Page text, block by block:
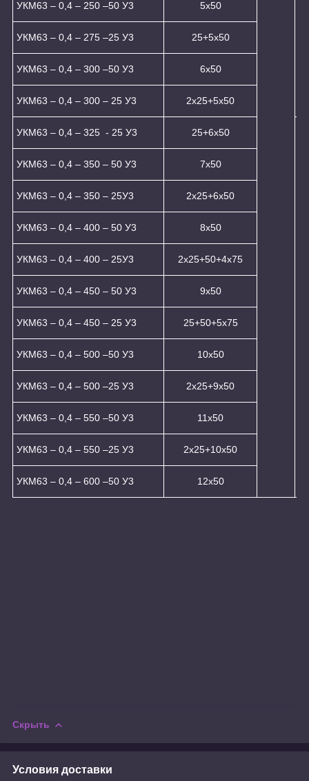
УКМ63 – 0,4 – 250 –50 У3 5x50
УКМ63 – 0,4 – 275 –25 У3 25+5x50
УКМ63 – 0,4 – 300 –50 У3 6x50
УКМ63 – 0,4 – 300 – 25 У3 2x25+5x50
УКМ63 – 0,4 – 325 - 25 У3 25+6x50
УКМ63 – 0,4 – 350 – 50 У3 7х50
УКМ63 – 0,4 – 350 – 25У3 2x25+6x50
УКМ63 – 0,4 – 400 – 50 У3 8х50
УКМ63 – 0,4 – 400 – 25У3 2x25+50+4x75
УКМ63 – 0,4 – 450 – 50 У3 9х50
УКМ63 – 0,4 – 450 – 25 У3 25+50+5x75
УКМ63 – 0,4 – 500 –50 У3 10х50
УКМ63 – 0,4 – 500 –25 У3 2x25+9x50
УКМ63 – 0,4 – 550 –50 У3 11х50
УКМ63 – 0,4 – 550 –25 У3 2x25+10x50
УКМ63 – 0,4 – 600 –50 У3 12x50
Скрыть
Условия доставки